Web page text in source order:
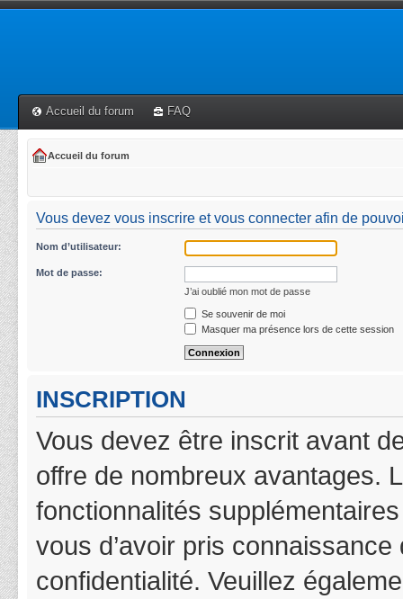
Accueil du forum FAQ
Accueil du forum
Vous devez vous inscrire et vous connecter afin de
Nom d’utilisateur:
Mot de passe:
J’ai oublié mon mot de passe
Se souvenir de moi
Masquer ma présence lors de cette session
INSCRIPTION
Vous devez être inscrit avant
offre de nombreux avantages.
fonctionnalités
vous d’avoir pris
confidentialité. Veuillez